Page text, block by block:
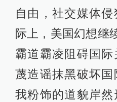
自由，社交媒体
际上，美国幻想继
霸道霸凌阻碍国
蔑造谣抹黑破坏国
我粉饰的道貌岸